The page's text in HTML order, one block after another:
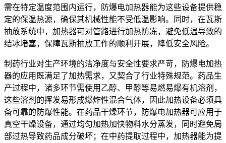
需在特定温度范围内运行，防爆电加热器能为这些设备提供稳
定的保温热源，确保其机械性能不受低温影响。同时，在瓦斯
抽放系统中，加热器可对管路进行加热防冻，避免低温导致的
结冰堵塞，保障瓦斯抽放工作的顺利开展，降低安全风险。
制药行业对生产环境的洁净度与安全性要求严苛，防爆电加热
器的应用既满足了加热需求，又契合了行业特殊规范。药品生
产过程中，诸多环节需使用乙醇、甲醇等易燃易爆有机溶剂，
这些溶剂的挥发易形成爆炸性混合气体，因此加热设备必须具
备可靠的防爆性能。在药品干燥环节，防爆电加热器可应用于
真空干燥设备，通过均匀加热加快物料水分蒸发，同时避免局
部过热导致药品成分破坏；在中药提取过程中，加热器能为提